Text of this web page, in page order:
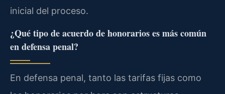
inicial del proceso.
¿Qué tipo de acuerdo de honorarios es más común
en defensa penal?
En defensa penal, tanto las tarifas fijas como